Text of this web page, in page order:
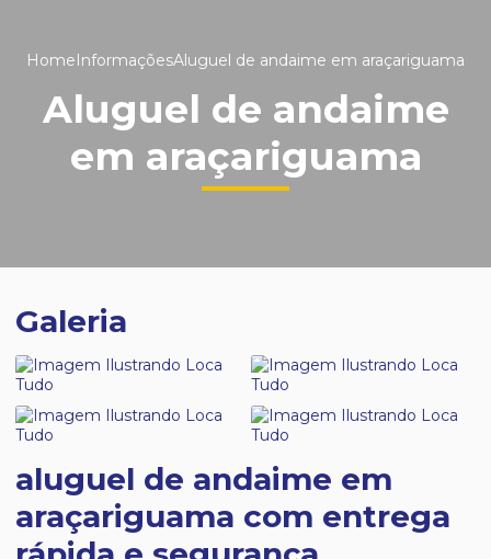
HomeInformaçõesAluguel de andaime em araçariguama
Aluguel de andaime
em araçariguama
Galeria
aluguel de andaime em
araçariguama com entrega